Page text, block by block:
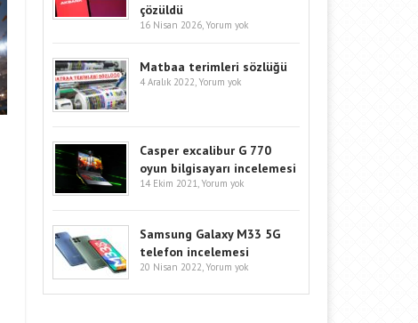
çözüldü
16 Nisan 2026, Yorum yok
Matbaa terimleri sözlüğü
4 Aralık 2022, Yorum yok
Casper excalibur G 770
oyun bilgisayarı incelemesi
14 Ekim 2021, Yorum yok
Samsung Galaxy M33 5G
telefon incelemesi
20 Nisan 2022, Yorum yok